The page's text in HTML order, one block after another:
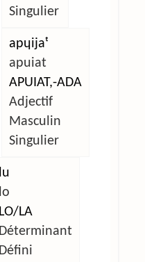
Singulier
apɥijaᵗ
apuiat
APUIAT,-ADA
Adjectif
Masculin
Singulier
lu
lo
LO/LA
Déterminant
Défini